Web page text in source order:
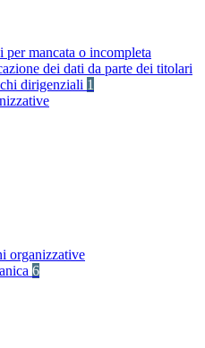
per mancata o incompleta
dei dati da parte dei titolari
dirigenziali 1
organizzative
6